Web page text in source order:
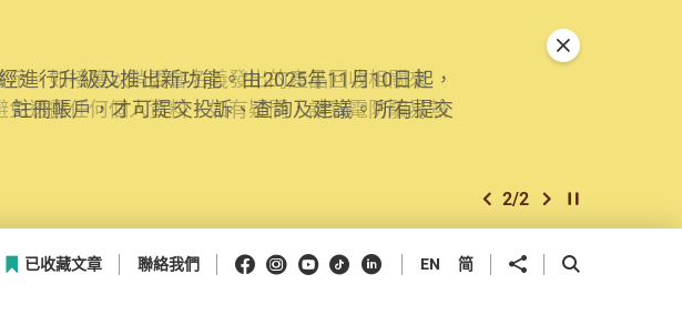
行升級及推出新功能。由2025年11月10日起，
冊帳戶，才可提交投訴、查詢及建議。所有提交
上一個
2/2 下一個開始/暫停幻燈
關閉特別通告
已收藏文章 聯絡我們 Facebook
Instagram
Youtube
抖音領英 EN 简 分享到 開啟搜尋框